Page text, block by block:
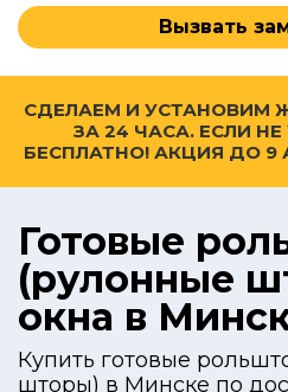
Вызвать
СДЕЛАЕМ И УСТАНОВИМ
ЗА 24 ЧАСА. ЕСЛИ
БЕСПЛАТНО! АКЦИЯ ДО 9
Готовые
(рулонные
окна в
Купить готовые
шторы) в Минске по